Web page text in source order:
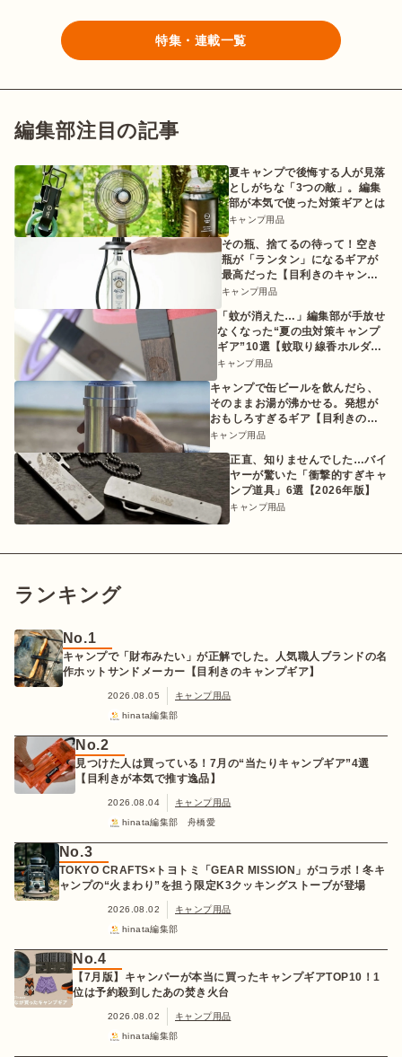
特集・連載一覧
編集部注目の記事
夏キャンプで後悔する人が見落
としがちな「3つの敵」。編集
部が本気で使った対策ギアとは
キャンプ用品
その瓶、捨てるの待って！空き
瓶が「ランタン」になるギアが
最高だった【目利きのキャンプ
ギア】
キャンプ用品
「蚊が消えた…」編集部が手放せ
なくなった“夏の虫対策キャンプ
ギア”10選【蚊取り線香ホルダー
etc.】
キャンプ用品
キャンプで缶ビールを飲んだら、
そのままお湯が沸かせる。発想が
おもしろすぎるギア【目利きのキ
ャンプギア】
キャンプ用品
正直、知りませんでした…バイ
ヤーが驚いた「衝撃的すぎキャ
ンプ道具」6選【2026年版】
キャンプ用品
ランキング
No.1
キャンプで「財布みたい」が正解でした。人気職人ブランドの名
作ホットサンドメーカー【目利きのキャンプギア】
2026.08.05
キャンプ用品
hinata編集部
No.2
見つけた人は買っている！7月の“当たりキャンプギア”4選
【目利きが本気で推す逸品】
2026.08.04
キャンプ用品
hinata編集部 舟橋愛
No.3
TOKYO CRAFTS×トヨトミ「GEAR MISSION」がコラボ！冬キ
ャンプの“火まわり”を担う限定K3クッキングストーブが登場
2026.08.02
キャンプ用品
hinata編集部
No.4
【7月版】キャンパーが本当に買ったキャンプギアTOP10！1
位は予約殺到したあの焚き火台
2026.08.02
キャンプ用品
hinata編集部